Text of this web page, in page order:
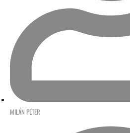
MILÁN PÉTER